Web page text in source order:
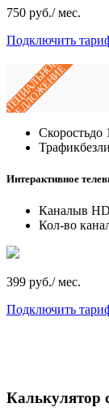
750 руб./ мес.
Подключить
ПРЕДЛОЖЕНИЕ
Скоростьдо
Трафик
Интерактивное
Каналыв
Кол-во
399 руб./ мес.
Подключить
Калькулятор